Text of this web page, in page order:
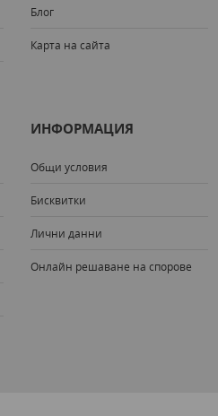
Блог
Карта на сайта
ИНФОРМАЦИЯ
Общи условия
Бисквитки
Лични данни
Онлайн решаване на спорове